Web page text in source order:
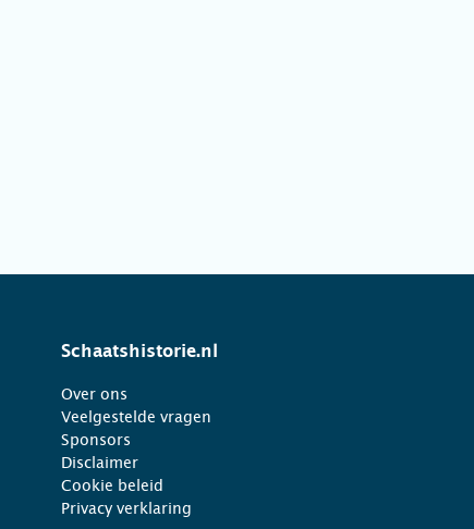
Schaatshistorie.nl
Over ons
Veelgestelde vragen
Sponsors
Disclaimer
Cookie beleid
Privacy verklaring